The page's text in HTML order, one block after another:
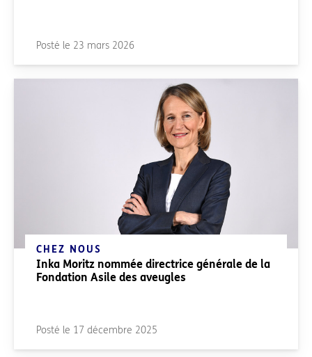
Posté le 23 mars 2026
CHEZ NOUS
Inka Moritz nommée directrice générale de la
Fondation Asile des aveugles
Posté le 17 décembre 2025